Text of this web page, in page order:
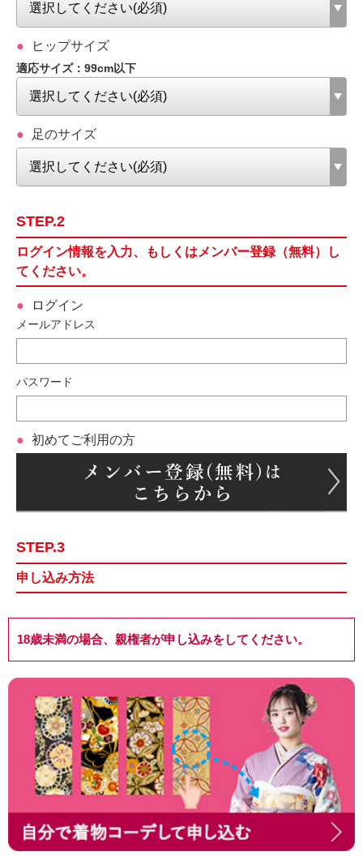
ヒップサイズ
適応サイズ：99cm以下
足のサイズ
STEP.2
ログイン情報を入力、もしくはメンバー登録（無料）し
てください。
ログイン
メールアドレス
パスワード
初めてご利用の方
STEP.3
申し込み方法
18歳未満の場合、親権者が申し込みをしてください。